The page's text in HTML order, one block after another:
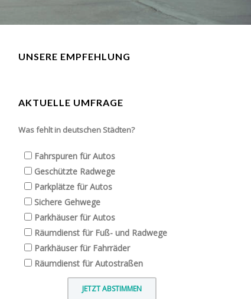
UNSERE EMPFEHLUNG
AKTUELLE UMFRAGE
Was fehlt in deutschen Städten?
Fahrspuren für Autos
Geschützte Radwege
Parkplätze für Autos
Sichere Gehwege
Parkhäuser für Autos
Räumdienst für Fuß- und Radwege
Parkhäuser für Fahrräder
Räumdienst für Autostraßen